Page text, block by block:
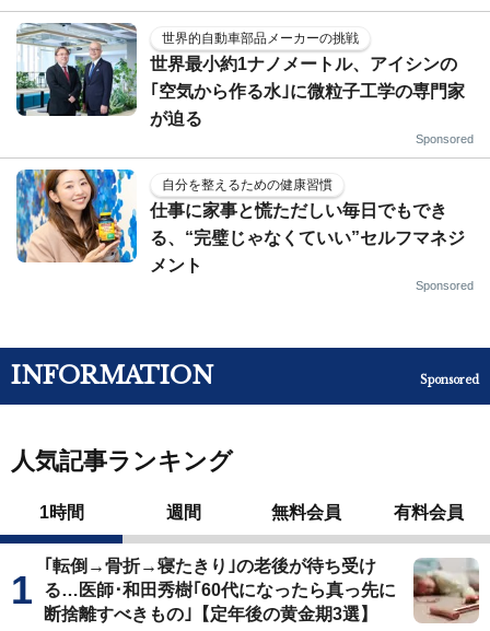
世界的自動車部品メーカーの挑戦
世界最小約1ナノメートル、アイシンの
｢空気から作る水｣に微粒子工学の専門家
が迫る
Sponsored
自分を整えるための健康習慣
仕事に家事と慌ただしい毎日でもでき
る、“完璧じゃなくていい”セルフマネジ
メント
Sponsored
INFORMATION Sponsored
人気記事ランキング
1時間 週間 無料会員 有料会員
｢転倒→骨折→寝たきり｣の老後が待ち受け
る…医師･和田秀樹｢60代になったら真っ先に
断捨離すべきもの｣【定年後の黄金期3選】